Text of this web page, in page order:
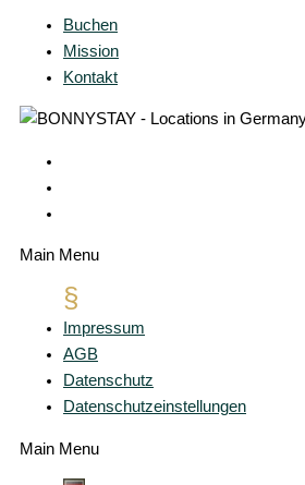
Buchen
Mission
Kontakt
Main Menu
Impressum
AGB
Datenschutz
Datenschutzeinstellungen
Main Menu